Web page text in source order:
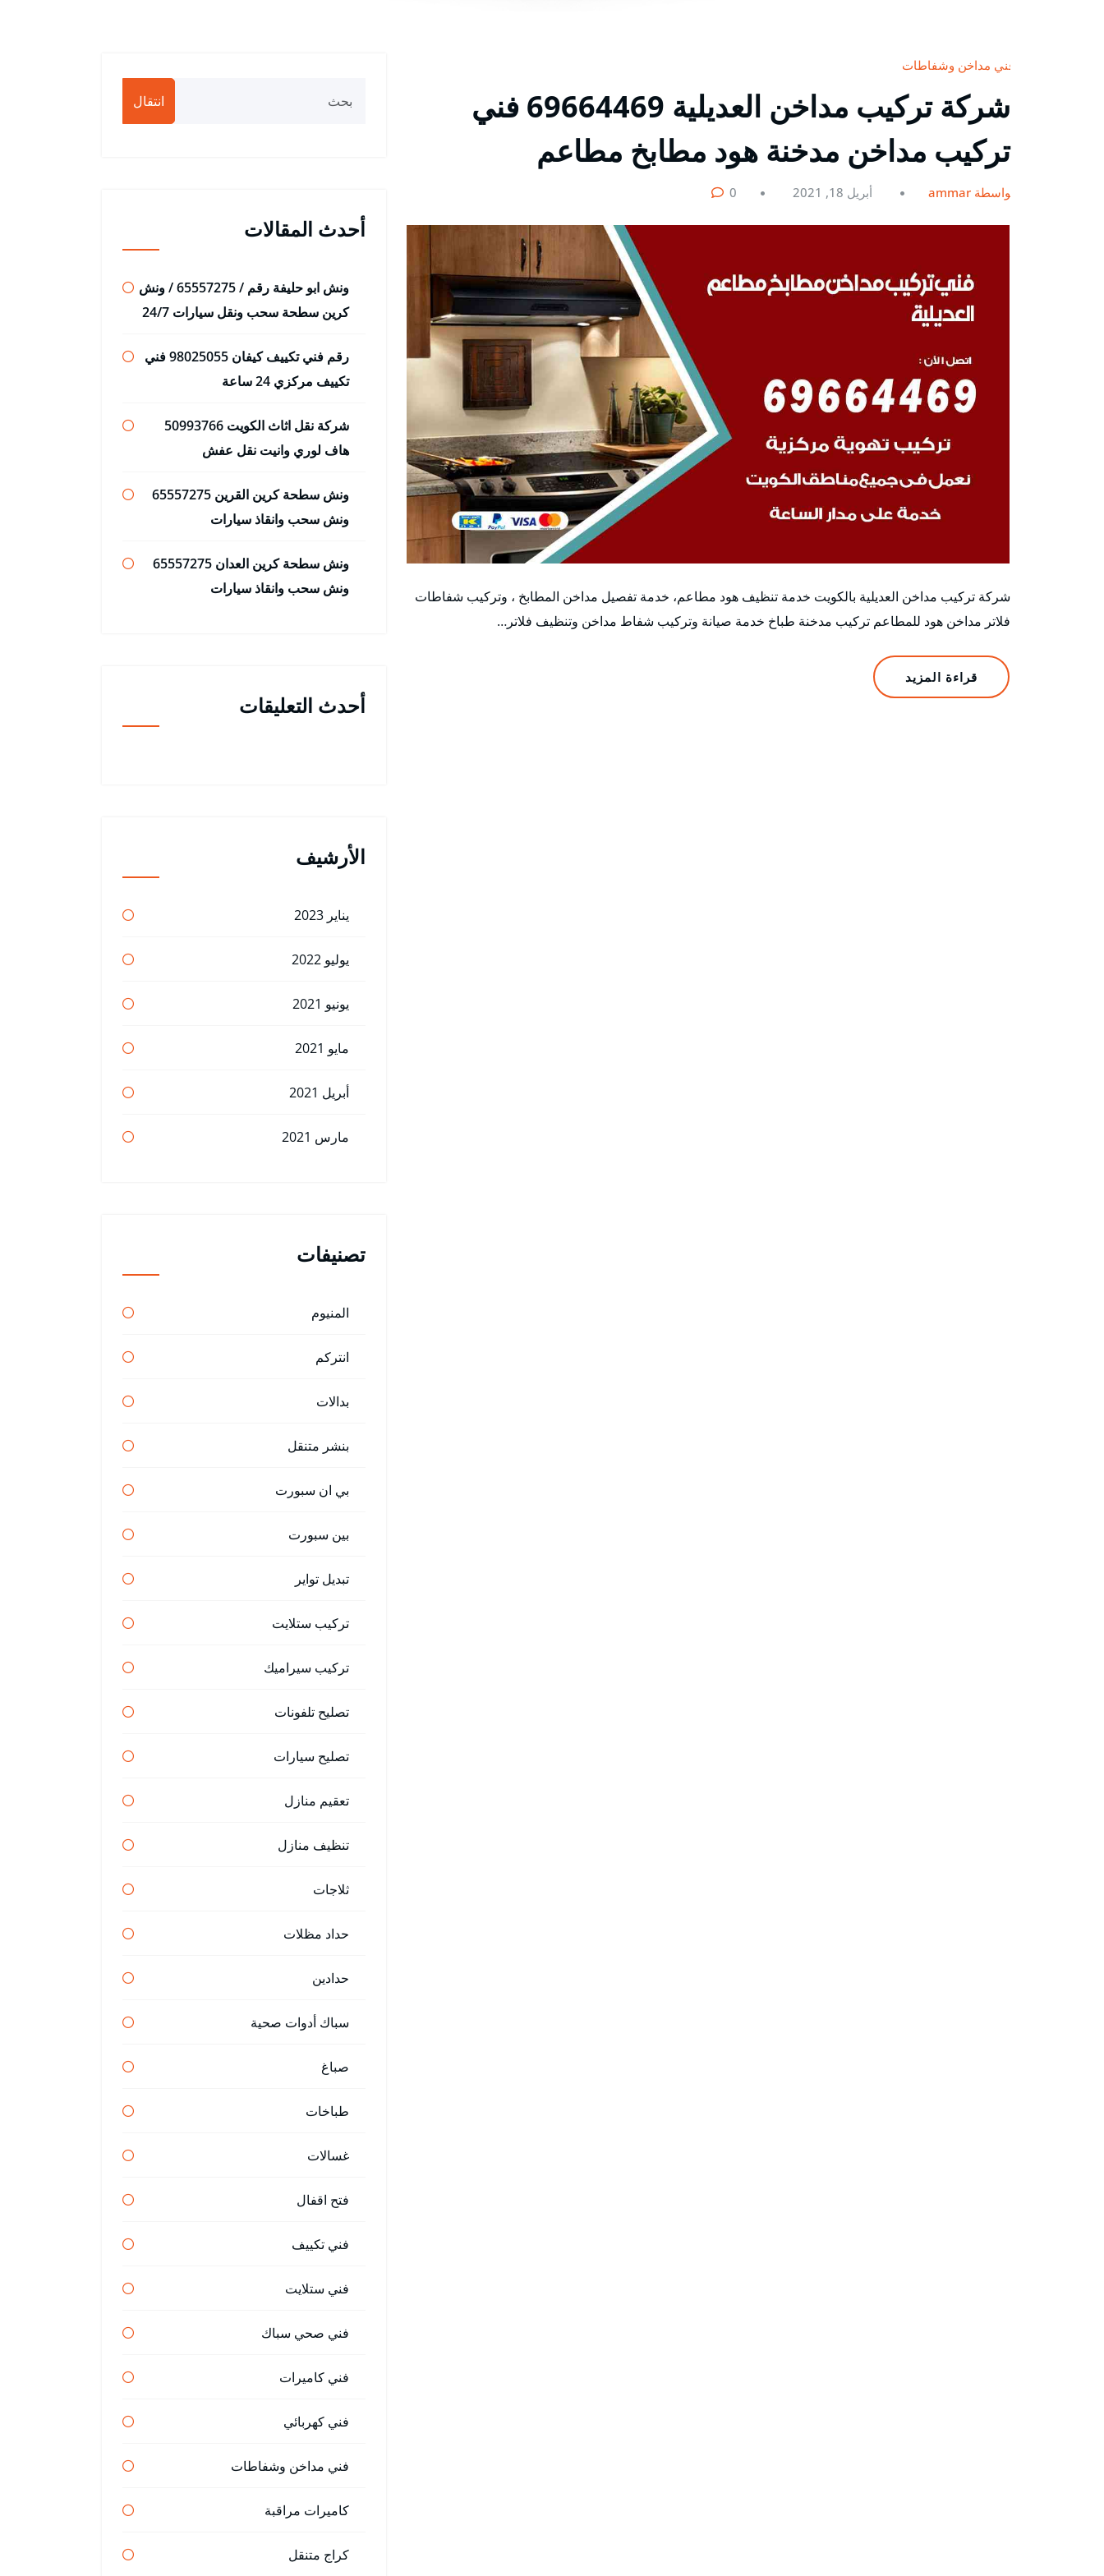
فني مداخن وشفاطات
شركة تركيب مداخن العديلية 69664469 فني
تركيب مداخن مدخنة هود مطابخ مطاعم
بواسطة ammar أبريل 18, 2021 0
شركة تركيب مداخن العديلية بالكويت خدمة تنظيف هود مطاعم، خدمة تفصيل مداخن المطابخ ، وتركيب شفاطات
فلاتر مداخن هود للمطاعم تركيب مدخنة طباخ خدمة صيانة وتركيب شفاط مداخن وتنظيف فلاتر…
قراءة المزيد
انتقال
أحدث المقالات
ونش ابو حليفة رقم / 65557275 / ونش
كرين سطحة سحب ونقل سيارات 24/7
رقم فني تكييف كيفان 98025055 فني
تكييف مركزي 24 ساعة
شركة نقل اثاث الكويت 50993766
هاف لوري وانيت نقل عفش
ونش سطحة كرين القرين 65557275
ونش سحب وانقاذ سيارات
ونش سطحة كرين العدان 65557275
ونش سحب وانقاذ سيارات
أحدث التعليقات
الأرشيف
يناير 2023
يوليو 2022
يونيو 2021
مايو 2021
أبريل 2021
مارس 2021
تصنيفات
المنيوم
انتركم
بدالات
بنشر متنقل
بي ان سبورت
بين سبورت
تبديل تواير
تركيب ستلايت
تركيب سيراميك
تصليح تلفونات
تصليح سيارات
تعقيم منازل
تنظيف منازل
ثلاجات
حداد مظلات
حدادين
سباك أدوات صحية
صباغ
طباخات
غسالات
فتح اقفال
فني تكييف
فني ستلايت
فني صحي سباك
فني كاميرات
فني كهربائي
فني مداخن وشفاطات
كاميرات مراقبة
كراج متنقل